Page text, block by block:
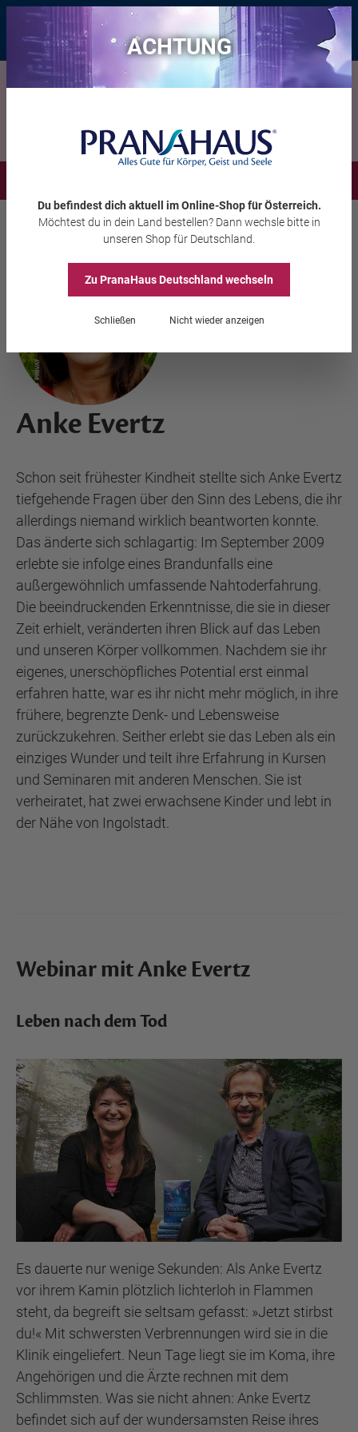
Bis zu 20 € Rabatt* mit dem Vorteils-Codeeintauchen , gültig bis
11.08.2026
Inspiration Webinare Experten Anke Evertz
Anke Evertz
Schon seit frühester Kindheit stellte sich Anke Evertz
tiefgehende Fragen über den Sinn des Lebens, die ihr
allerdings niemand wirklich beantworten konnte.
Das änderte sich schlagartig: Im September 2009
erlebte sie infolge eines Brandunfalls eine
außergewöhnlich umfassende Nahtoderfahrung.
Die beeindruckenden Erkenntnisse, die sie in dieser
Zeit erhielt, veränderten ihren Blick auf das Leben
und unseren Körper vollkommen. Nachdem sie ihr
eigenes, unerschöpfliches Potential erst einmal
erfahren hatte, war es ihr nicht mehr möglich, in ihre
frühere, begrenzte Denk- und Lebensweise
zurückzukehren. Seither erlebt sie das Leben als ein
einziges Wunder und teilt ihre Erfahrung in Kursen
und Seminaren mit anderen Menschen. Sie ist
verheiratet, hat zwei erwachsene Kinder und lebt in
der Nähe von Ingolstadt.
Webinar mit Anke Evertz
Leben nach dem Tod
Es dauerte nur wenige Sekunden: Als Anke Evertz
vor ihrem Kamin plötzlich lichterloh in Flammen
steht, da begreift sie seltsam gefasst: »Jetzt stirbst
du!« Mit schwersten Verbrennungen wird sie in die
Klinik eingeliefert. Neun Tage liegt sie im Koma, ihre
Angehörigen und die Ärzte rechnen mit dem
Schlimmsten. Was sie nicht ahnen: Anke Evertz
befindet sich auf der wundersamsten Reise ihres
ACHTUNG
Du befindest dich aktuell im Online-Shopfür Österreich.
Möchtest du in dein Land bestellen? Dann wechsle bitte in
unseren Shop für Deutschland
Zu PranaHausDeutschland wechseln
Schließen Nicht wieder anzeigen